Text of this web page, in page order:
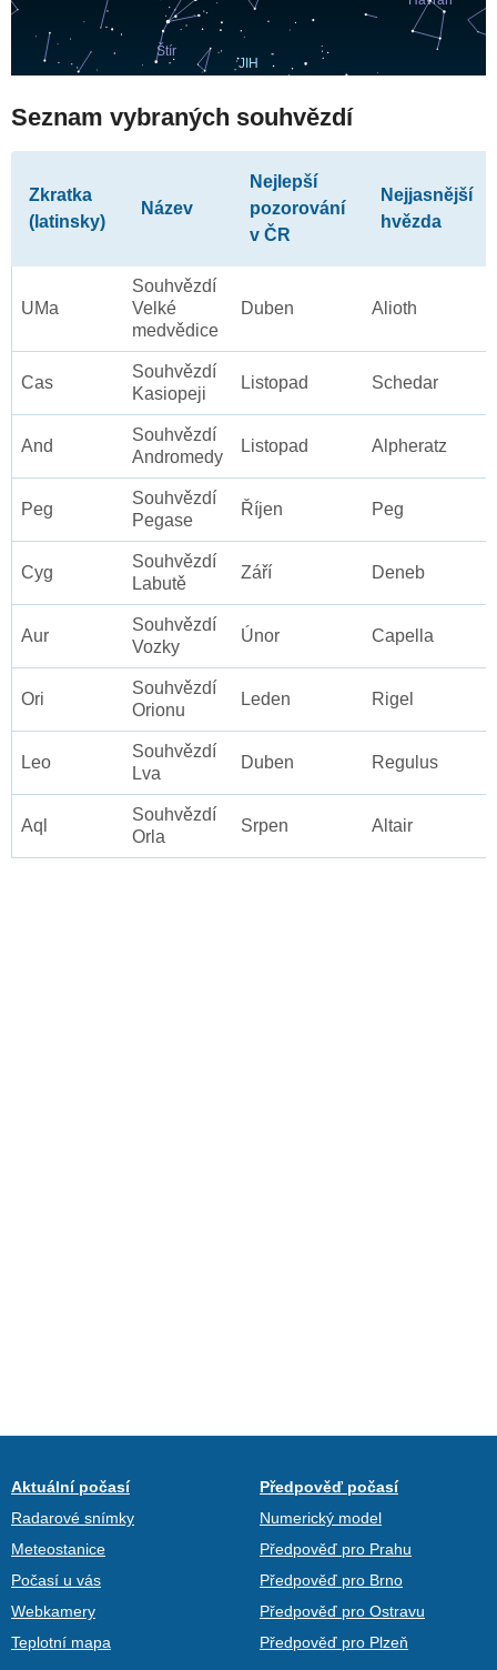
Seznam vybraných souhvězdí
Zkratka
(latinsky)
Název
Nejlepší
pozorování
v ČR
Nejjasnější
hvězda
UMa
Souhvězdí
Velké
medvědice
Duben Alioth
Cas
Souhvězdí
Kasiopeji
Listopad Schedar
And
Souhvězdí
Andromedy
Listopad Alpheratz
Peg
Souhvězdí
Pegase
Říjen Peg
Cyg
Souhvězdí
Labutě
Září Deneb
Aur
Souhvězdí
Vozky
Únor Capella
Ori
Souhvězdí
Orionu
Leden Rigel
Leo
Souhvězdí
Lva
Duben Regulus
Aql
Souhvězdí
Orla
Srpen Altair
Aktuální počasí
Radarové snímky
Meteostanice
Počasí u vás
Webkamery
Teplotní mapa
Předpověď počasí
Numerický model
Předpověď pro Prahu
Předpověď pro Brno
Předpověď pro Ostravu
Předpověď pro Plzeň